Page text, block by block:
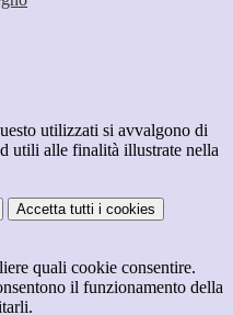
utilizzati si avvalgono di
utili alle finalità illustrate nella
Accetta tutti i cookies
quali cookie consentire.
il funzionamento della